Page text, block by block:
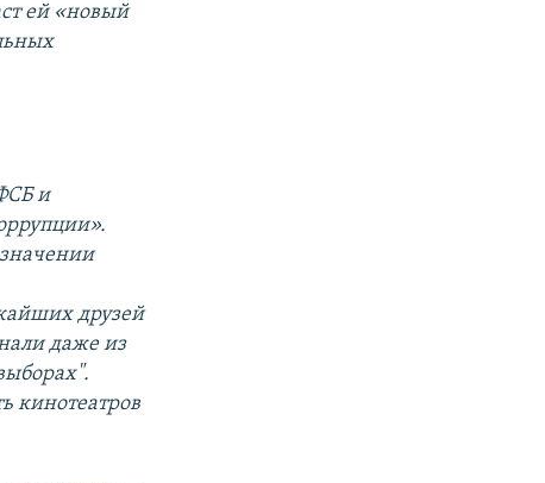
ей «новый
и
друзей
даже из
кинотеатров